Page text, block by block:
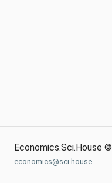
Economics.Sci.House ©
economics@sci.house